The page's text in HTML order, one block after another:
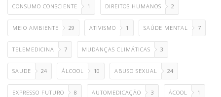
CONSUMO CONSCIENTE 1 DIREITOS HUMANOS 2
MEIO AMBIENTE 29 ATIVISMO 1 SAÚDE MENTAL 7
TELEMEDICINA 7 MUDANÇAS CLIMÁTICAS 3
SAUDE 24 ÁLCOOL 10 ABUSO SEXUAL 24
EXPRESSO FUTURO 8 AUTOMEDICAÇÃO 3 ÁCOOL 1